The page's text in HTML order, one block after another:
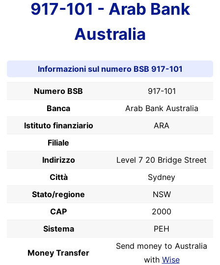
917-101 - Arab Bank
Australia
Informazioni sul numero BSB 917-101
Numero BSB
917-101
Banca
Arab Bank Australia
Istituto finanziario
ARA
Filiale
Indirizzo
Level 7 20 Bridge Street
Città
Sydney
Stato/regione
NSW
CAP
2000
Sistema
PEH
Money Transfer
Send money to Australia
with Wise